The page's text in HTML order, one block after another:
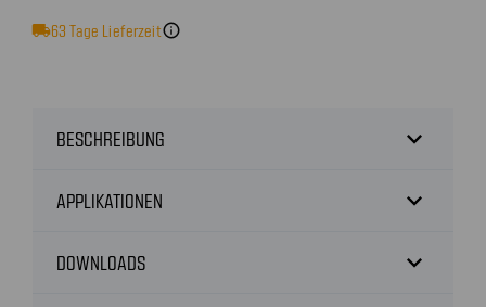
local_shipping63 Tage Lieferzeitinfo
BESCHREIBUNG expand_more
APPLIKATIONEN expand_more
DOWNLOADS expand_more